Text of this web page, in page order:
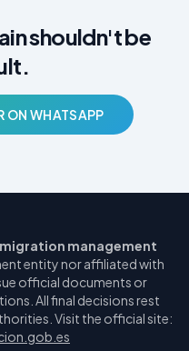
shouldn't be
ON WHATSAPP
management
entity nor affiliated with
official documents or
All final decisions rest
Visit the official site: